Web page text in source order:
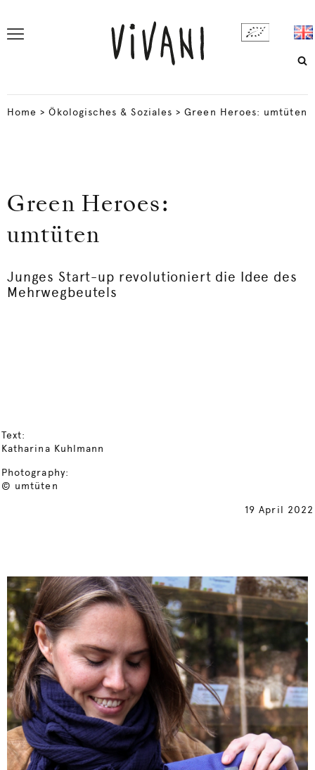
Home >Ökologisches & Soziales >Green Heroes: umtüten
Green Heroes:
umtüten
Junges Start-up revolutioniert die Idee des
Mehrwegbeutels
Text:
Katharina Kuhlmann
Photography:
© umtüten
19 April 2022